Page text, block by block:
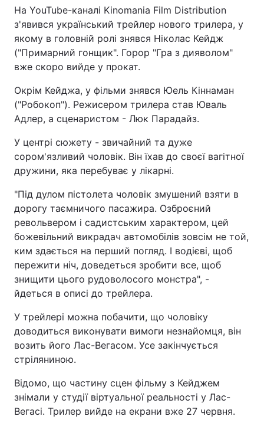
На YouTube-каналі Kinomania Film Distribution
з'явився український трейлер нового трилера, у
якому в головній ролі знявся Ніколас Кейдж
("Примарний гонщик". Горор "Гра з дияволом"
вже скоро вийде у прокат.
Окрім Кейджа, у фільми знявся Юель Кіннаман
("Робокоп"). Режисером трилера став Юваль
Адлер, а сценаристом - Люк Парадайз.
У центрі сюжету - звичайний та дуже
сором'язливий чоловік. Він їхав до своєї вагітної
дружини, яка перебуває у лікарні.
"Під дулом пістолета чоловік змушений взяти в
дорогу таємничого пасажира. Озброєний
револьвером і садистським характером, цей
божевільний викрадач автомобілів зовсім не той,
ким здається на перший погляд. І водієві, щоб
пережити ніч, доведеться зробити все, щоб
знищити цього рудоволосого монстра", -
йдеться в описі до трейлера.
У трейлері можна побачити, що чоловіку
доводиться виконувати вимоги незнайомця, він
возить його Лас-Вегасом. Усе закінчується
стріляниною.
Відомо, що частину сцен фільму з Кейджем
знімали у студії віртуальної реальності у Лас-
Вегасі. Трилер вийде на екрани вже 27 червня.